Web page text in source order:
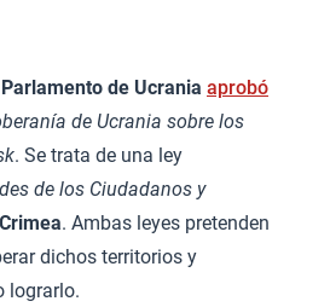
Parlamento de Ucrania aprobó
de Ucrania sobre los
. Se trata de una ley
de los Ciudadanos y
Crimea. Ambas leyes pretenden
dichos territorios y
lograrlo.